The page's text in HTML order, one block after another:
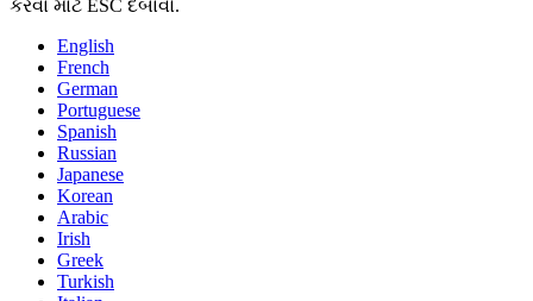
કરવા માટે ESC દબાવો.
English
French
German
Portuguese
Spanish
Russian
Japanese
Korean
Arabic
Irish
Greek
Turkish